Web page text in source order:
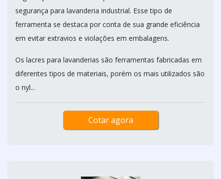
segurança para lavanderia industrial. Esse tipo de
ferramenta se destaca por conta de sua grande eficiência
em evitar extravios e violações em embalagens.
Os lacres para lavanderias são ferramentas fabricadas em
diferentes tipos de materiais, porém os mais utilizados são
o nyl...
Cotar agora